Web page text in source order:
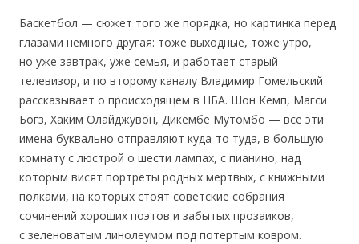
Баскетбол — сюжет того же порядка, но картинка перед
глазами немного другая: тоже выходные, тоже утро,
но уже завтрак, уже семья, и работает старый
телевизор, и по второму каналу Владимир Гомельский
рассказывает о происходящем в НБА. Шон Кемп, Магси
Богз, Хаким Олайджувон, Дикембе Мутомбо — все эти
имена буквально отправляют куда-то туда, в большую
комнату с люстрой о шести лампах, с пианино, над
которым висят портреты родных мертвых, с книжными
полками, на которых стоят советские собрания
сочинений хороших поэтов и забытых прозаиков,
с зеленоватым линолеумом под потертым ковром.